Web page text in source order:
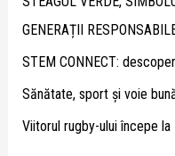
o
r
:
GENERAȚII
STEM CONNECT:
Sănătate, sport și voie
Viitorul rugby-ului începe la